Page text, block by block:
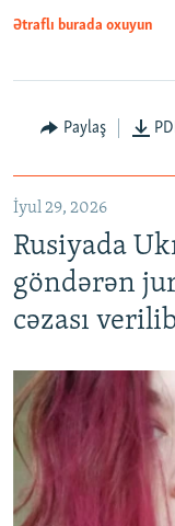
Ətraflı burada oxuyun
Paylaş
İyul 29, 2026
Rusiyada
göndərən
cəzası